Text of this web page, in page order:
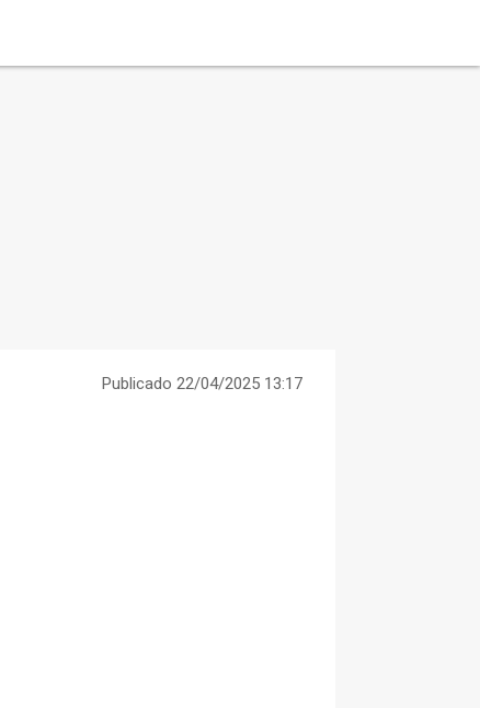
Publicado 22/04/2025 13:17